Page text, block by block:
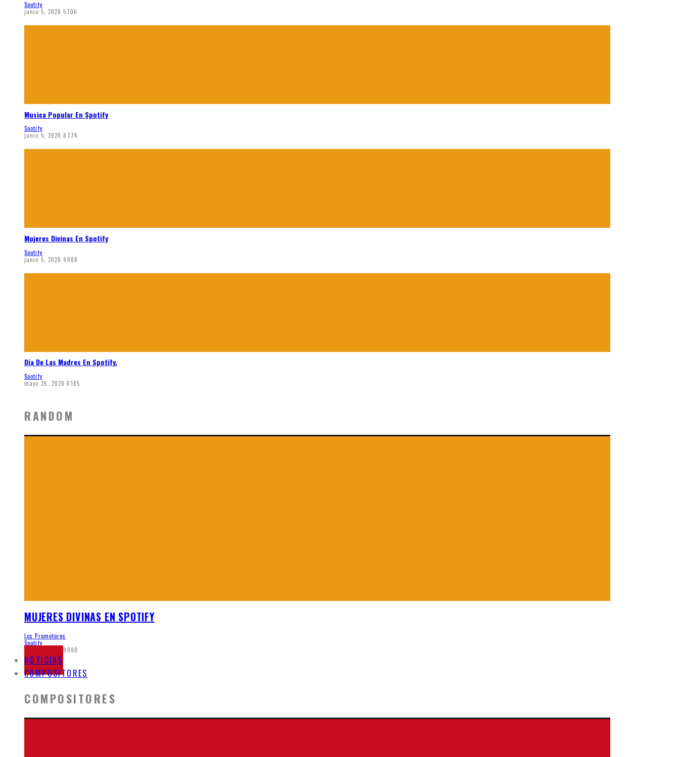
Spotify
junio 5, 2020 5700
Musica Popular En Spotify
Spotify
junio 5, 2020 8774
Mujeres Divinas En Spotify
Spotify
junio 5, 2020 9088
Dia De Las Madres En Spotify.
Spotify
mayo 26, 2020 6185
RANDOM
MUJERES DIVINAS EN SPOTIFY
Los Promotores
Spotify
9088
NOTICIAS
COMPOSITORES
COMPOSITORES